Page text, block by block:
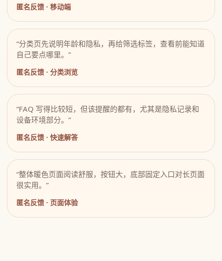
匿名反馈 · 移动端
“分类页先说明年龄和隐私，再给筛选标签，查看前能知道
自己要点哪里。”
匿名反馈 · 分类浏览
“FAQ 写得比较短，但该提醒的都有，尤其是隐私记录和
设备环境部分。”
匿名反馈 · 快速解答
“整体暖色页面阅读舒服，按钮大，底部固定入口对长页面
很实用。”
匿名反馈 · 页面体验